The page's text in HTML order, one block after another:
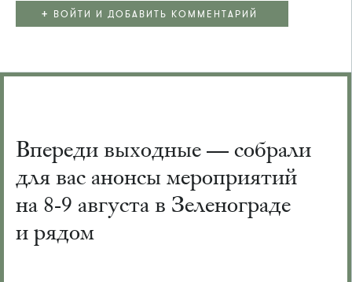
+ ВОЙТИ И ДОБАВИТЬ КОММЕНТАРИЙ
Впереди выходные — собрали
для вас анонсы мероприятий
на 8-9 августа в Зеленограде
и рядом